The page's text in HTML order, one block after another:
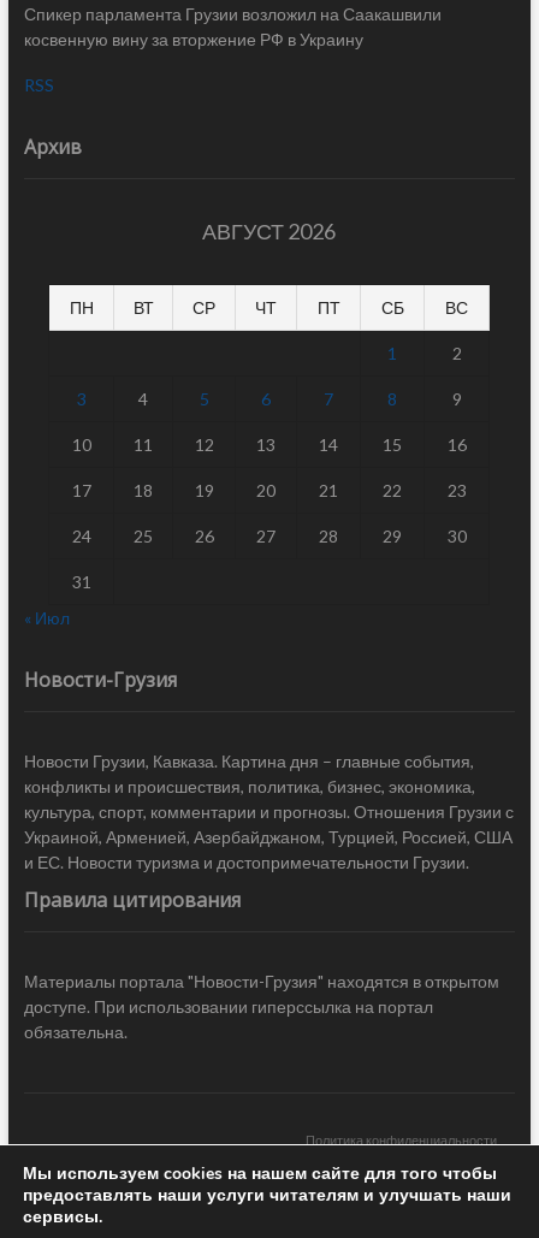
Спикер парламента Грузии возложил на Саакашвили
косвенную вину за вторжение РФ в Украину
RSS
Архив
АВГУСТ 2026
ПН ВТ СР ЧТ ПТ СБ ВС
1 2
3 4 5 6 7 8 9
10 11 12 13 14 15 16
17 18 19 20 21 22 23
24 25 26 27 28 29 30
31
« Июл
Новости-Грузия
Новости Грузии, Кавказа. Картина дня – главные события,
конфликты и происшествия, политика, бизнес, экономика,
культура, спорт, комментарии и прогнозы. Отношения Грузии с
Украиной, Арменией, Азербайджаном, Турцией, Россией, США
и ЕС. Новости туризма и достопримечательности Грузии.
Правила цитирования
Материалы портала "Новости-Грузия" находятся в открытом
доступе. При использовании гиперссылка на портал
обязательна.
Политика конфиденциальности
Новости Грузии| Black Sea Press LTD © 2020 All Rights Reserved /
Design & development —
Мы используем cookies на нашем сайте для того чтобы
предоставлять наши услуги читателям и улучшать наши
сервисы.